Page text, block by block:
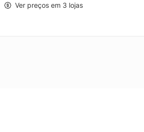
Ver preços em 3 lojas